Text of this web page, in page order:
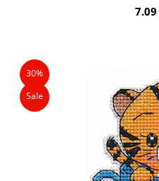
30%
Sale